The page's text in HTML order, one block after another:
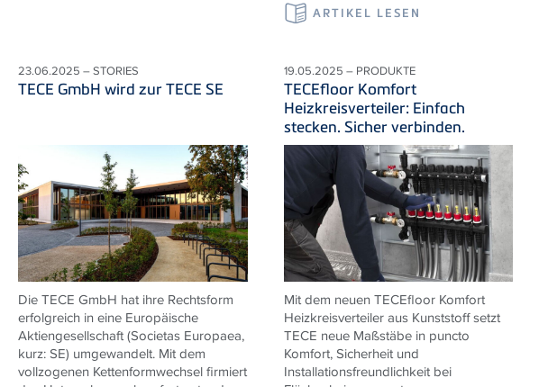
ARTIKEL LESEN
23.06.2025 – STORIES
TECE GmbH wird zur TECE SE
Die TECE GmbH hat ihre Rechtsform
erfolgreich in eine Europäische
Aktiengesellschaft (Societas Europaea,
kurz: SE) umgewandelt. Mit dem
vollzogenen Kettenformwechsel firmiert
19.05.2025 – PRODUKTE
TECEfloor Komfort
Heizkreisverteiler: Einfach
stecken. Sicher verbinden.
Mit dem neuen TECEfloor Komfort
Heizkreisverteiler aus Kunststoff setzt
TECE neue Maßstäbe in puncto
Komfort, Sicherheit und
Installationsfreundlichkeit bei